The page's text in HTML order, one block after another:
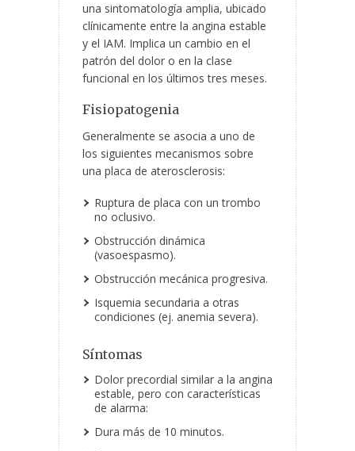
una sintomatología amplia, ubicado
clínicamente entre la angina estable
y el IAM. Implica un cambio en el
patrón del dolor o en la clase
funcional en los últimos tres meses.
Fisiopatogenia
Generalmente se asocia a uno de
los siguientes mecanismos sobre
una placa de aterosclerosis:
Ruptura de placa con un trombo
no oclusivo.
Obstrucción dinámica
(vasoespasmo).
Obstrucción mecánica progresiva.
Isquemia secundaria a otras
condiciones (ej. anemia severa).
Síntomas
Dolor precordial similar a la angina
estable, pero con características
de alarma:
Dura más de 10 minutos.